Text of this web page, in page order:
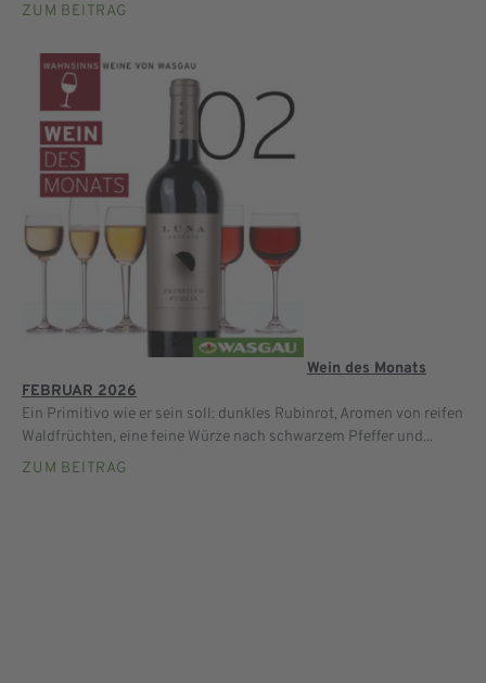
ZUM BEITRAG
Wein des Monats
FEBRUAR 2026
Ein Primitivo wie er sein soll: dunkles Rubinrot, Aromen von reifen
Waldfrüchten, eine feine Würze nach schwarzem Pfeffer und...
ZUM BEITRAG